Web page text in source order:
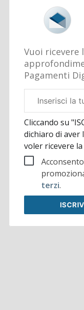
Vuoi
Pagamenti
aziendale
Cliccando su
dichiaro di aver
voler ricevere
terzi.